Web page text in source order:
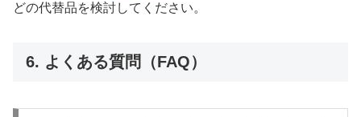
どの代替品を検討してください。
6. よくある質問（FAQ）